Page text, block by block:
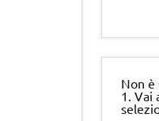
Non è
1. Vai